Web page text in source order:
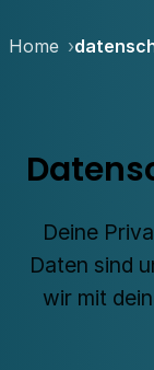
Home
Deine
Daten sind
wir mit